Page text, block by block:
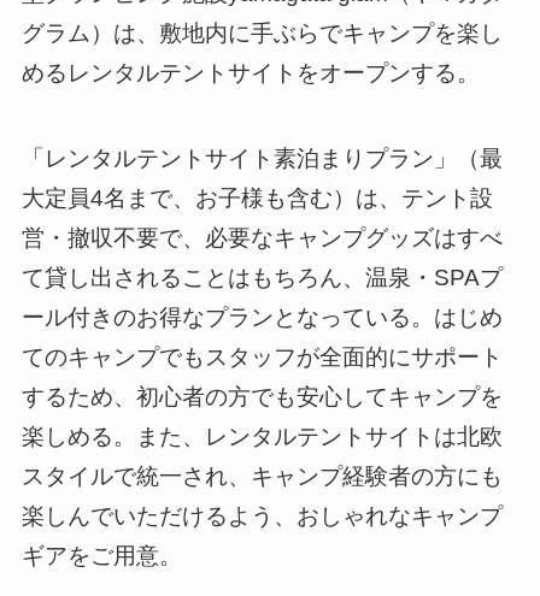
グラム）は、敷地内に手ぶらでキャンプを楽し
めるレンタルテントサイトをオープンする。
「レンタルテントサイト素泊まりプラン」（最
大定員4名まで、お子様も含む）は、テント設
営・撤収不要で、必要なキャンプグッズはすべ
て貸し出されることはもちろん、温泉・SPAプ
ール付きのお得なプランとなっている。はじめ
てのキャンプでもスタッフが全面的にサポート
するため、初心者の方でも安心してキャンプを
楽しめる。また、レンタルテントサイトは北欧
スタイルで統一され、キャンプ経験者の方にも
楽しんでいただけるよう、おしゃれなキャンプ
ギアをご用意。